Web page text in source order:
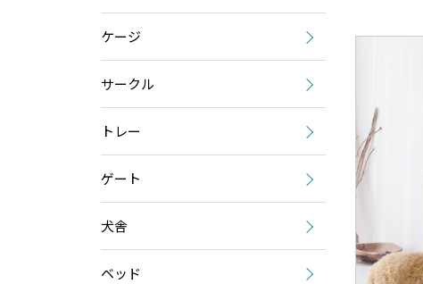
ケージ
サークル
トレー
ゲート
犬舎
ベッド